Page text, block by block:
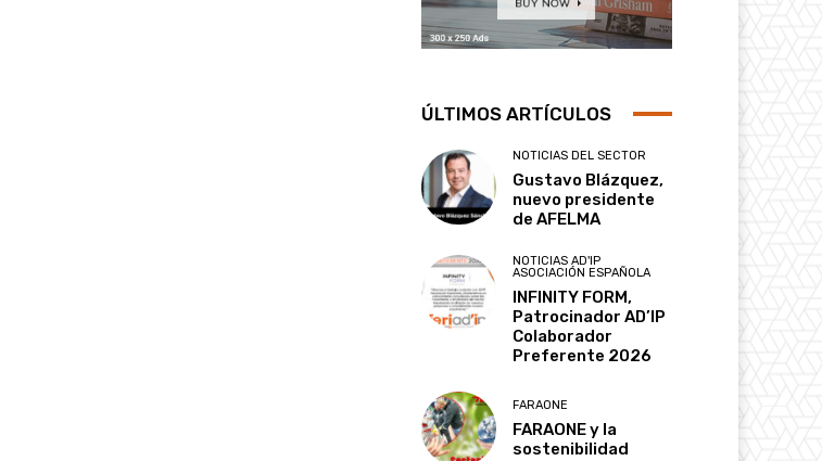
ÚLTIMOS ARTÍCULOS
NOTICIAS DEL SECTOR
Gustavo Blázquez,
nuevo presidente
de AFELMA
NOTICIAS AD'IP
ASOCIACIÓN ESPAÑOLA
INFINITY FORM,
Patrocinador AD’IP
Colaborador
Preferente 2026
FARAONE
FARAONE y la
sostenibilidad